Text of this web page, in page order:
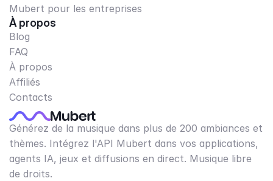
Mubert pour les entreprises
À propos
Blog
FAQ
À propos
Affiliés
Contacts
Générez de la musique dans plus de 200 ambiances et
thèmes. Intégrez l'API Mubert dans vos applications,
agents IA, jeux et diffusions en direct. Musique libre
de droits.